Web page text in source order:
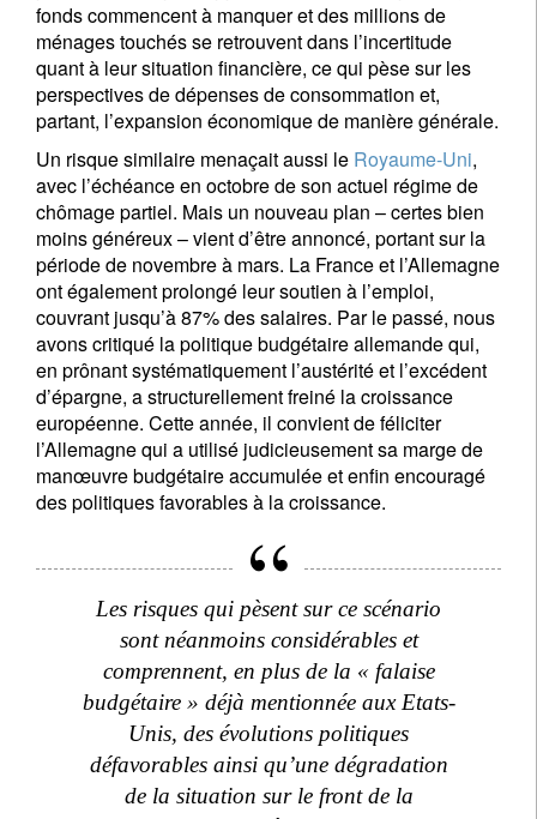
fonds commencent à manquer et des millions de
ménages touchés se retrouvent dans l’incertitude
quant à leur situation financière, ce qui pèse sur les
perspectives de dépenses de consommation et,
partant, l’expansion économique de manière générale.
Un risque similaire menaçait aussi le Royaume-Uni,
avec l’échéance en octobre de son actuel régime de
chômage partiel. Mais un nouveau plan – certes bien
moins généreux – vient d’être annoncé, portant sur la
période de novembre à mars. La France et l’Allemagne
ont également prolongé leur soutien à l’emploi,
couvrant jusqu’à 87% des salaires. Par le passé, nous
avons critiqué la politique budgétaire allemande qui,
en prônant systématiquement l’austérité et l’excédent
d’épargne, a structurellement freiné la croissance
européenne. Cette année, il convient de féliciter
l’Allemagne qui a utilisé judicieusement sa marge de
manœuvre budgétaire accumulée et enfin encouragé
des politiques favorables à la croissance.
Les risques qui pèsent sur ce scénario
sont néanmoins considérables et
comprennent, en plus de la « falaise
budgétaire » déjà mentionnée aux Etats-
Unis, des évolutions politiques
défavorables ainsi qu’une dégradation
de la situation sur le front de la